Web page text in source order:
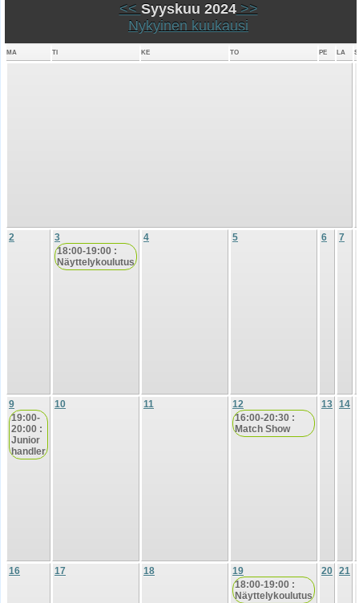
<< Syyskuu 2024>>
Nykyinen kuukausi
MA TI KE TO PE LA
2
3
18:00-19:00 :
Näyttelykoulutus
4 5 6 7
9
19:00-
20:00 :
Junior
handler
10 11
12
16:00-20:30 :
Match Show
13 14
16 17 18
19
18:00-19:00 :
Näyttelykoulutus
20 21